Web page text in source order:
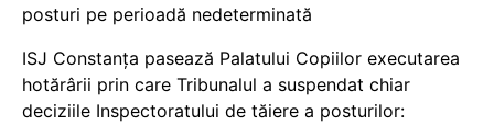
posturi pe perioadă nedeterminată
ISJ Constanța pasează Palatului Copiilor executarea
hotărârii prin care Tribunalul a suspendat chiar
deciziile Inspectoratului de tăiere a posturilor: